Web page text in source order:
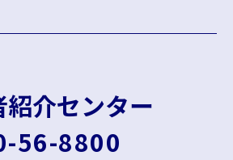
介センター
56-8800